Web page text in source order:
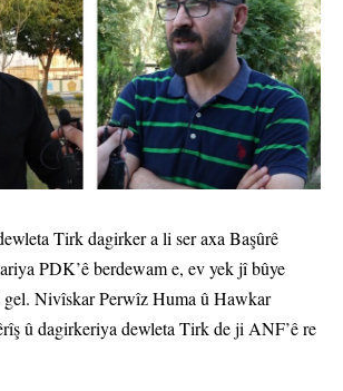
Tirk dagirker a li ser axa Başûrê
PDK’ê berdewam e, ev yek jî bûye
gel. Nivîskar Perwîz Huma û Hawkar
û dagirkeriya dewleta Tirk de ji ANF’ê re